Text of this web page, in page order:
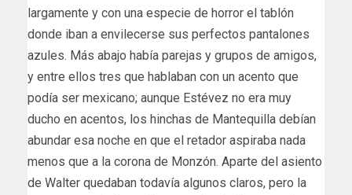
largamente y con una especie de horror el tablón
donde iban a envilecerse sus perfectos pantalones
azules. Más abajo había parejas y grupos de amigos,
y entre ellos tres que hablaban con un acento que
podía ser mexicano; aunque Estévez no era muy
ducho en acentos, los hinchas de Mantequilla debían
abundar esa noche en que el retador aspiraba nada
menos que a la corona de Monzón. Aparte del asiento
de Walter quedaban todavía algunos claros, pero la